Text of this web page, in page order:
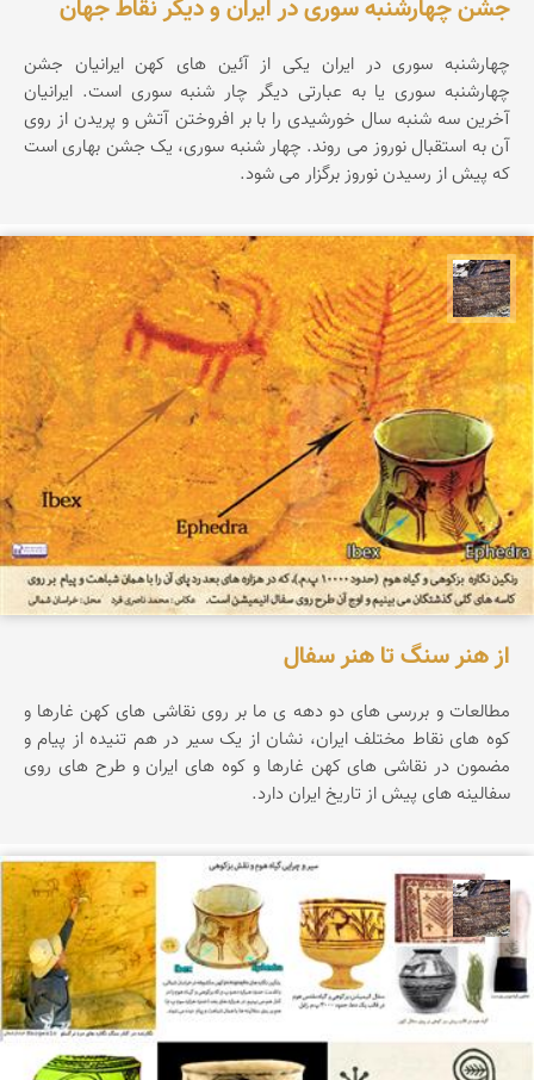
جشن چهارشنبه سوری در ایران و دیگر نقاط جهان
چهارشنبه سوری در ایران یکی از آئین های کهن ایرانیان جشن
چهارشنبه سوری یا به عبارتی دیگر چار شنبه سوری است. ایرانیان
آخرین سه شنبه سال خورشیدی را با بر افروختن آتش و پریدن از روی
آن به استقبال نوروز می روند. چهار شنبه سوری، یک جشن بهاری است
که پیش از رسیدن نوروز برگزار می شود.
محمد ناصری فرد
از هنر سنگ تا هنر سفال
مطالعات و بررسی های دو دهه ی ما بر روی نقاشی های کهن غارها و
کوه های نقاط مختلف ایران، نشان از یک سیر در هم تنیده از پیام و
مضمون در نقاشی های کهن غارها و کوه های ایران و طرح های روی
سفالینه های پیش از تاریخ ایران دارد.
محمد ناصری فرد